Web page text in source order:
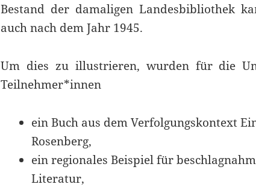
Bestand der damaligen Landesbibliothek
auch nach dem Jahr 1945.
Um dies zu illustrieren, wurden für die
Teilnehmer*innen
ein Buch aus dem Verfolgungskontext
Rosenberg,
ein regionales Beispiel für
Literatur,